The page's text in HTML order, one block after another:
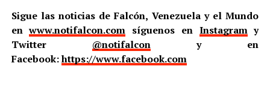
Sigue las noticias de Falcón, Venezuela y el Mundo
enwww.notifalcon.com síguenos en Instagramy
Twitter @notifalcony en
Facebook:https://www.facebook.com